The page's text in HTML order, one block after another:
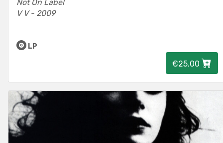
Not On Label
V V - 2009
LP
€25.00